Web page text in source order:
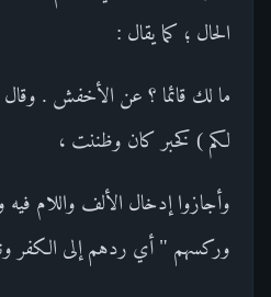
الحال ؛ كما يقال :
ما لك قائما ؟ عن الأخفش .
لكم ) كخبر كان وظننت ،
وأجازوا إدخال الألف واللام
وركسهم " أي ردهم إلى الكفر